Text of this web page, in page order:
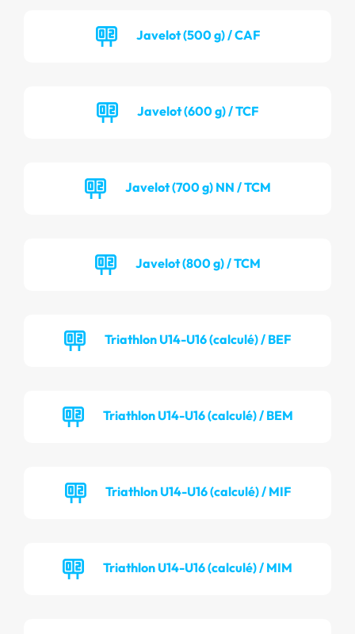
Javelot (500 g) / CAF
Javelot (600 g) / TCF
Javelot (700 g) NN / TCM
Javelot (800 g) / TCM
Triathlon U14-U16 (calculé) / BEF
Triathlon U14-U16 (calculé) / BEM
Triathlon U14-U16 (calculé) / MIF
Triathlon U14-U16 (calculé) / MIM